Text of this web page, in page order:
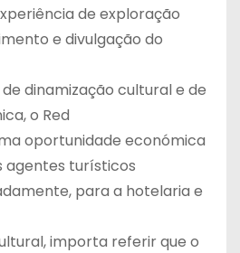
de exploração
e divulgação do
dinamização cultural e de
o Red
oportunidade económica
agentes turísticos
para a hotelaria e
importa referir que o